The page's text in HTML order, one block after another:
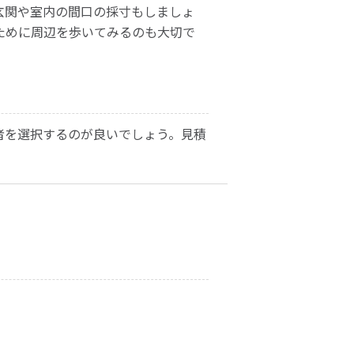
や室内の間口の採寸もしましょ
に周辺を歩いてみるのも大切で
選択するのが良いでしょう。見積